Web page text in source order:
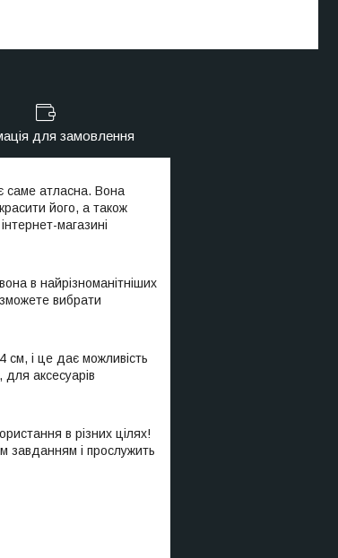
для замовлення
саме атласна. Вона
його, а також
магазині
в найрізноманітніших
вибрати
см, і це дає можливість
аксесуарів
в різних цілях!
завданням і прослужить